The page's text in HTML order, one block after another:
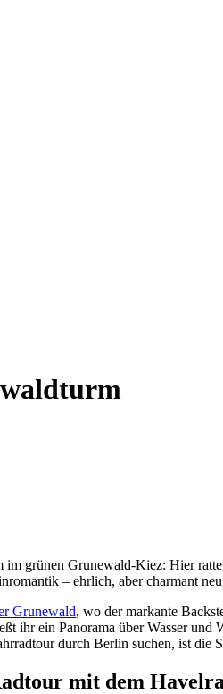
grünen Grunewald‑Kiez: Hier
– ehrlich, aber charmant
Grunewald, wo der markante
ihr ein Panorama über Wasser
durch Berlin suchen, ist
mit dem